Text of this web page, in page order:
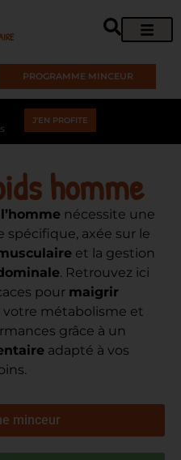
PROGRAMME MINCEUR
J'EN PROFITE
homme
nécessite une
axée sur le
et la gestion
. Retrouvez ici
pour maigrir
votre métabolisme et
grâce à un
adapté à vos
minceur